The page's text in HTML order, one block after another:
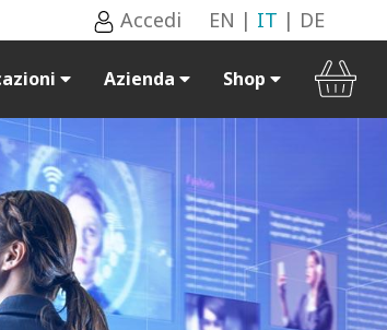
Accedi EN | IT | DE
Azienda Shop